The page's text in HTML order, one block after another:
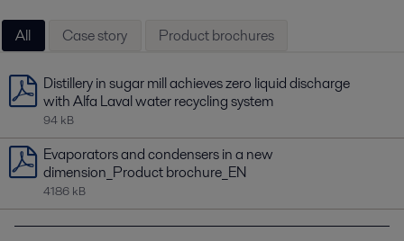
All Case story Product brochures
Distillery in sugar mill achieves zero liquid discharge
with Alfa Laval water recycling system
94 kB
Evaporators and condensers in a new
dimension_Product brochure_EN
4186 kB